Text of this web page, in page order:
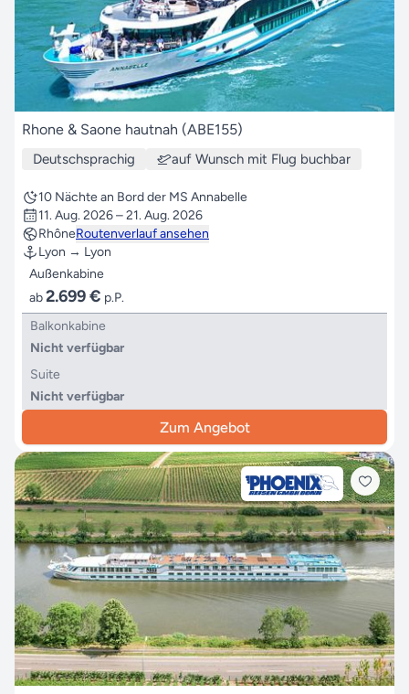
Rhone & Saone hautnah (ABE155)
Deutschsprachig auf Wunsch mit Flug buchbar
10 Nächte an Bord der MS Annabelle
11. Aug. 2026 – 21. Aug. 2026
RhôneRoutenverlauf ansehen
Lyon → Lyon
Außenkabine
ab2.699 € p.P.
Balkonkabine
Nicht verfügbar
Suite
Nicht verfügbar
Zum Angebot